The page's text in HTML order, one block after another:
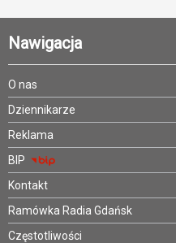
Nawigacja
O nas
Dziennikarze
Reklama
BIP
Kontakt
Ramówka Radia Gdańsk
Częstotliwości